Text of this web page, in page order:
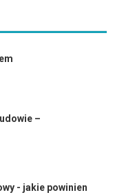
–
- jakie powinien